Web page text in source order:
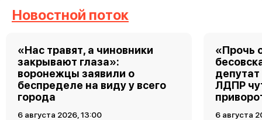
Новостной поток
«Нас травят, а чиновники
закрывают глаза»:
воронежцы заявили о
беспределе на виду у всего
города
6 августа 2026, 13:00
«Прочь
ЛДПР
6 августа